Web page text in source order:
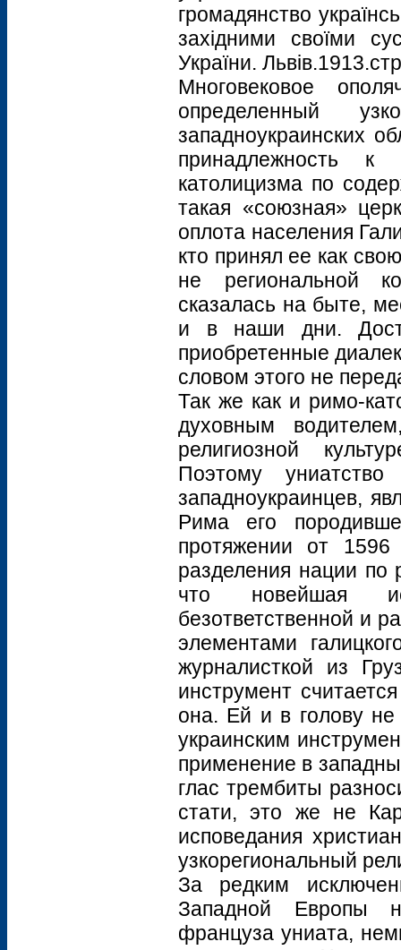
громадянство
західними своїми
України.
Многовековое
определенный
западноукраинских
принадлежность к
католицизма по
такая «союзная»
оплота населения
кто принял ее как
не региональной
сказалась на быте,
и в наши дни.
приобретенные
словом этого не
Так же как и римо-
духовным
религиозной
Поэтому
западноукраинцев,
Рима его
протяжении от
разделения нации по
что новейшая
безответственной и
элементами
журналисткой из
инструмент
она. Ей и в голову
украинским
применение в
глас трембиты
стати, это же не
исповедания
узкорегиональный
За редким
Западной Европы
француза униата,